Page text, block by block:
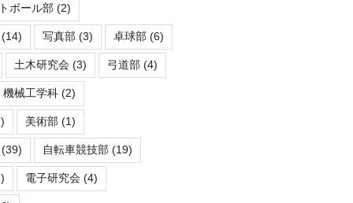
ボール部(2)
写真部(3) 卓球部(6)
土木研究会(3) 弓道部(4)
機械工学科(2)
美術部(1)
自転車競技部(19)
電子研究会(4)